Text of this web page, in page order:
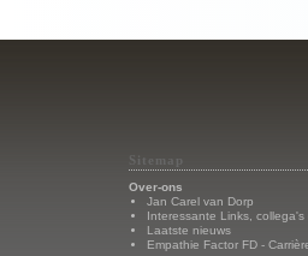
Sitemap
Over-ons
Jan Carel van Dorp
Interessante Links, collega's
Laatste nieuws
Empathie Factor FD -